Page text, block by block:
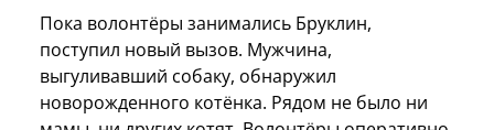
Пока волонтёры занимались Бруклин,
поступил новый вызов. Мужчина,
выгуливавший собаку, обнаружил
новорожденного котёнка. Рядом не было ни